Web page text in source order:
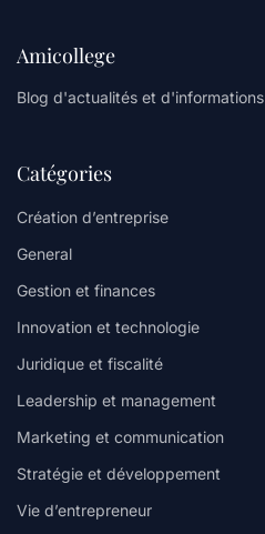
Amicollege
Blog d'actualités et d'informations
Catégories
Création d’entreprise
General
Gestion et finances
Innovation et technologie
Juridique et fiscalité
Leadership et management
Marketing et communication
Stratégie et développement
Vie d’entrepreneur